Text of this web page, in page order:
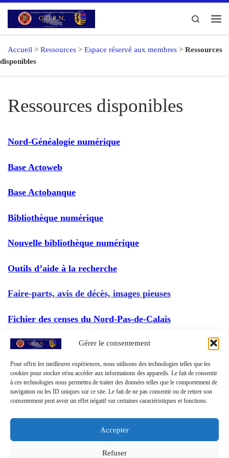
Gérer le consentement
Pour offrir les meilleures expériences, nous utilisons des technologies telles que les
cookies pour stocker et/ou accéder aux informations des appareils. Le fait de consentir
à ces technologies nous permettra de traiter des données telles que le comportement de
navigation ou les ID uniques sur ce site. Le fait de ne pas consentir ou de retirer son
consentement peut avoir un effet négatif sur certaines caractéristiques et fonctions.
Accepter
Refuser
Passer au contenu
Search
Accueil > Ressources > Espace réservé aux membres > Ressources
disponibles
Ressources disponibles
Nord-Généalogie numérique
Base Actoweb
Base Actobanque
Bibliothèque numérique
Nouvelle bibliothèque numérique
Outils d’aide à la recherche
Faire-parts, avis de décès, images pieuses
Fichier des censes du Nord-Pas-de-Calais
Notaires du Nord-Pas-de-Calais